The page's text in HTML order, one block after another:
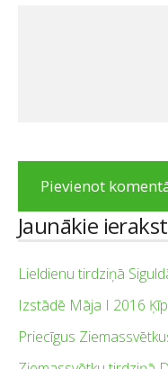
Jaunākie
Lieldienu tirdziņā
Izstādē Māja I 2016
Priecīgus